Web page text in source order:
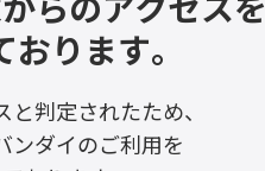
ります。
判定されたため、
ンダイのご利用を